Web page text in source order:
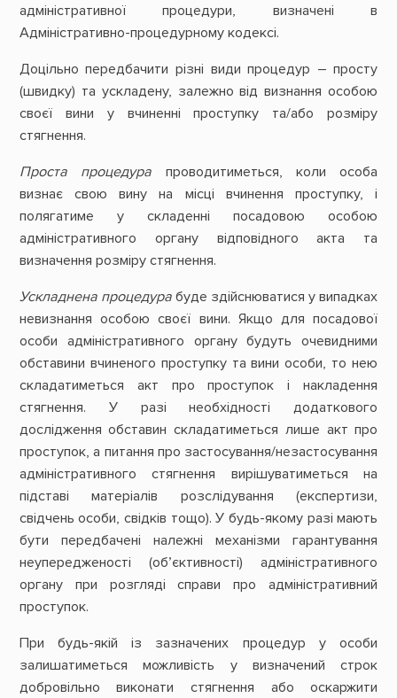
адміністративної процедури, визначені в
Адміністративно-процедурному кодексі.
Доцільно передбачити різні види процедур – просту
(швидку) та ускладену, залежно від визнання особою
своєї вини у вчиненні проступку та/або розміру
стягнення.
Проста процедура проводитиметься, коли особа
визнає свою вину на місці вчинення проступку, і
полягатиме у складенні посадовою особою
адміністративного органу відповідного акта та
визначення розміру стягнення.
Ускладнена процедура буде здійснюватися у випадках
невизнання особою своєї вини. Якщо для посадової
особи адміністративного органу будуть очевидними
обставини вчиненого проступку та вини особи, то нею
складатиметься акт про проступок і накладення
стягнення. У разі необхідності додаткового
дослідження обставин складатиметься лише акт про
проступок, а питання про застосування/незастосування
адміністративного стягнення вирішуватиметься на
підставі матеріалів розслідування (експертизи,
свідчень особи, свідків тощо). У будь-якому разі мають
бути передбачені належні механізми гарантування
неупередженості (об’єктивності) адміністративного
органу при розгляді справи про адміністративний
проступок.
При будь-якій із зазначених процедур у особи
залишатиметься можливість у визначений строк
добровільно виконати стягнення або оскаржити